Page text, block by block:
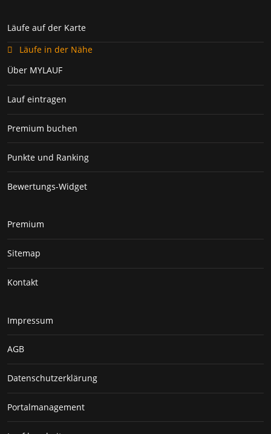
Läufe auf der Karte
Läufe in der Nähe
Über MYLAUF
Lauf eintragen
Premium buchen
Punkte und Ranking
Bewertungs-Widget
Premium
Sitemap
Kontakt
Impressum
AGB
Datenschutzerklärung
Portalmanagement